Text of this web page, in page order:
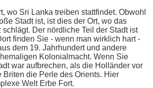
wo Sri Lanka treiben stattfindet. Obwohl
Stadt ist, ist dies der Ort, wo das
schlägt. Der nördliche Teil der Stadt ist
finden Sie - wenn man wirklich hart -
dem 19. Jahrhundert und andere
Kolonialmacht. Wenn Sie
war aufbrechen, als die Holländer vor
Briten die Perle des Orients. Hier
Welt Erbe Fort.